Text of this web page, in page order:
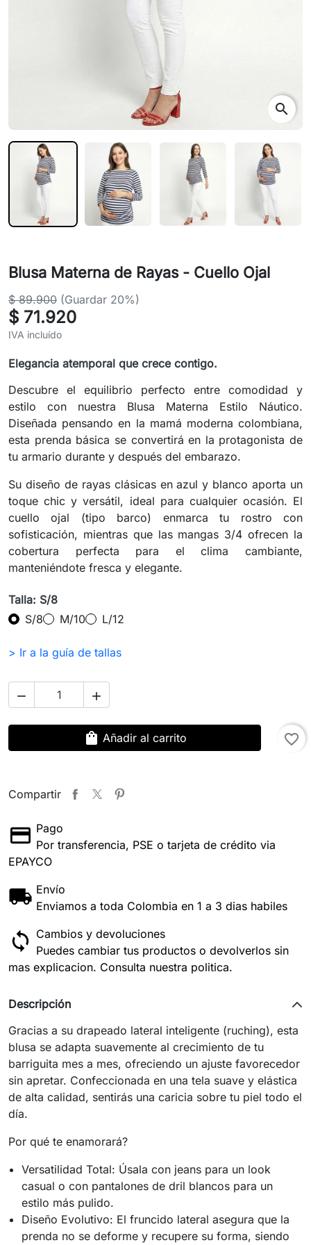
search
Blusa Materna de Rayas - Cuello Ojal
$ 89.900 (Guardar 20%)
$ 71.920
IVA incluído
Elegancia atemporal que crece contigo.
Descubre el equilibrio perfecto entre comodidad y
estilo con nuestra Blusa Materna Estilo Náutico.
Diseñada pensando en la mamá moderna colombiana,
esta prenda básica se convertirá en la protagonista de
tu armario durante y después del embarazo.
Su diseño de rayas clásicas en azul y blanco aporta un
toque chic y versátil, ideal para cualquier ocasión. El
cuello ojal (tipo barco) enmarca tu rostro con
sofisticación, mientras que las mangas 3/4 ofrecen la
cobertura perfecta para el clima cambiante,
manteniéndote fresca y elegante.
Talla: S/8
S/8
M/10 L/12
> Ir a la guía de tallas
 
shopping_bag Añadir al carrito favorite_border
Compartir
Pago
Por transferencia, PSE o tarjeta de crédito via
EPAYCO
Envío
Enviamos a toda Colombia en 1 a 3 dias habiles
Cambios y devoluciones
Puedes cambiar tus productos o devolverlos sin
mas explicacion. Consulta nuestra politica.
Descripción
Gracias a su drapeado lateral inteligente (ruching), esta
blusa se adapta suavemente al crecimiento de tu
barriguita mes a mes, ofreciendo un ajuste favorecedor
sin apretar. Confeccionada en una tela suave y elástica
de alta calidad, sentirás una caricia sobre tu piel todo el
día.
Por qué te enamorará?
Versatilidad Total: Úsala con jeans para un look
casual o con pantalones de dril blancos para un
estilo más pulido.
Diseño Evolutivo: El fruncido lateral asegura que la
prenda no se deforme y recupere su forma, siendo